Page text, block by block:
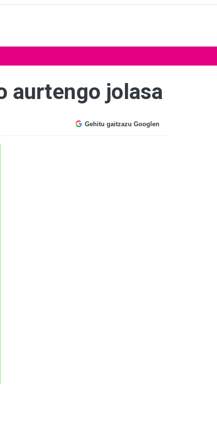
aurtengo jolasa
Gehitu gaitzazu Googlen